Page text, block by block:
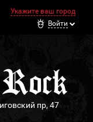
Укажите ваш город
Войти
пр, 47